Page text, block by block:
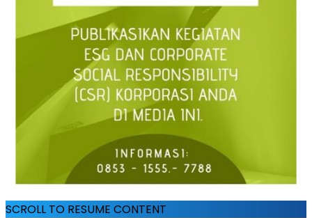
SCROLL TO RESUME CONTENT